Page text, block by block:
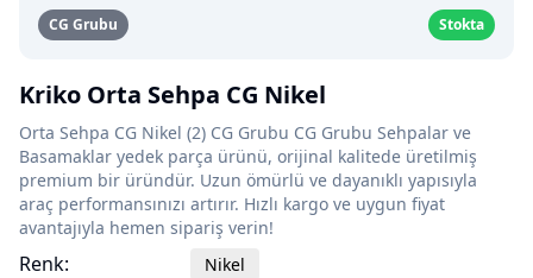
CG Grubu Stokta
Kriko Orta Sehpa CG Nikel
Orta Sehpa CG Nikel (2) CG Grubu CG Grubu Sehpalar ve
Basamaklar yedek parça ürünü, orijinal kalitede üretilmiş
premium bir üründür. Uzun ömürlü ve dayanıklı yapısıyla
araç performansınızı artırır. Hızlı kargo ve uygun fiyat
avantajıyla hemen sipariş verin!
Renk:
Nikel